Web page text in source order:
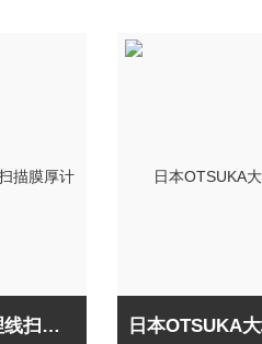
日本OTSUKA大塚西南代理线扫描膜厚计在线型